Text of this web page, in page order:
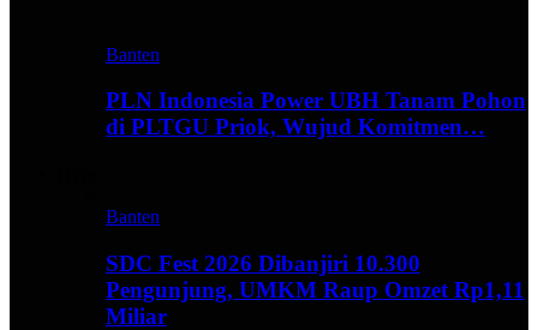
Banten
PLN Indonesia Power UBH Tanam Pohon
di PLTGU Priok, Wujud Komitmen…
Banten
SDC Fest 2026 Dibanjiri 10.300
Pengunjung, UMKM Raup Omzet Rp1,11
Miliar